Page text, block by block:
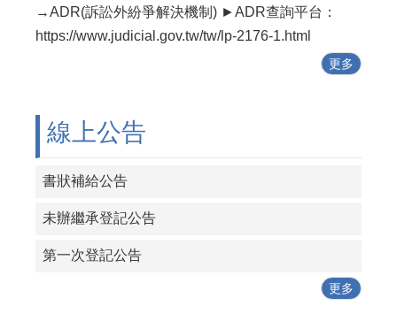
→ADR(訴訟外紛爭解決機制) ►ADR查詢平台：
https://www.judicial.gov.tw/tw/lp-2176-1.html
更多
線上公告
書狀補給公告
未辦繼承登記公告
第一次登記公告
更多